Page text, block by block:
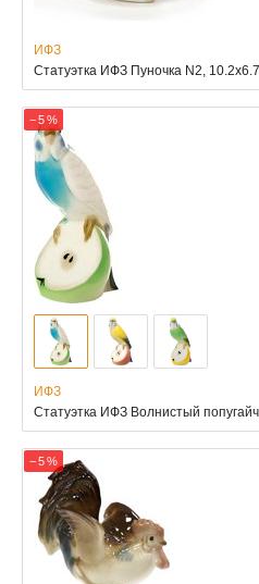
ИФЗ
Статуэтка ИФЗ Пуночка N2,
− 5 %
ИФЗ
Статуэтка ИФЗ Волнистый
− 5 %